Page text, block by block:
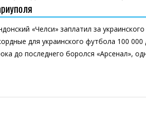
«Челси» заплатил за
для украинского футбола 100
до последнего боролся «Арсенал»,